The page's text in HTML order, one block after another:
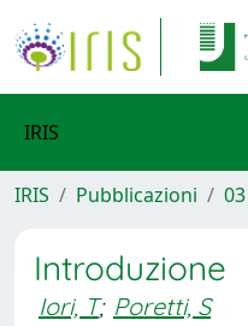
IRIS
IRIS Pubblicazioni
Introduzione
Iori, T; Poretti, S